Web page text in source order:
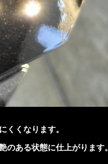
くなります。
ある状態に仕上がります。